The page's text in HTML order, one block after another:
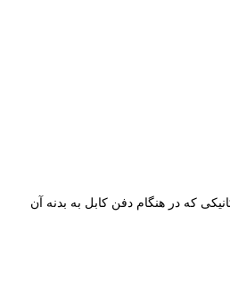
که در هنگام دفن کابل به بدنه آن